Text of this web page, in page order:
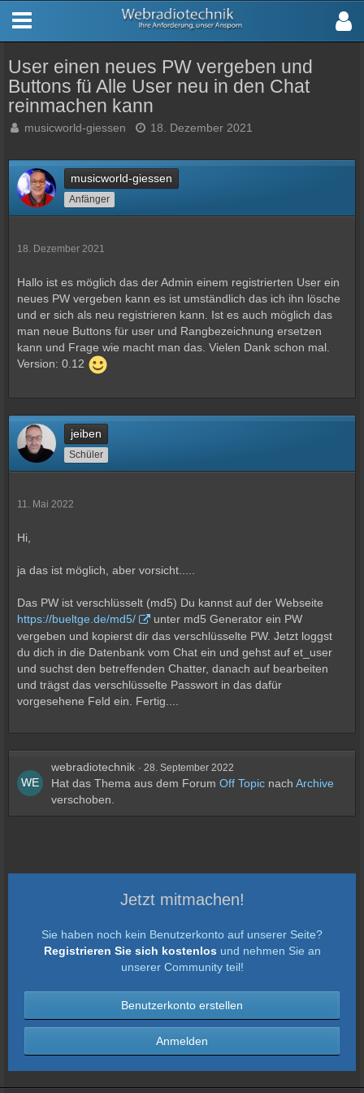
User einen neues PW vergeben und
Buttons fü Alle User neu in den Chat
reinmachen kann
musicworld-giessen 18. Dezember 2021
musicworld-giessen
Anfänger
18. Dezember 2021
Hallo ist es möglich das der Admin einem registrierten User ein
neues PW vergeben kann es ist umständlich das ich ihn lösche
und er sich als neu registrieren kann. Ist es auch möglich das
man neue Buttons für user und Rangbezeichnung ersetzen
kann und Frage wie macht man das. Vielen Dank schon mal.
Version: 0.12
jeiben
Schüler
11. Mai 2022
Hi,
ja das ist möglich, aber vorsicht.....
Das PW ist verschlüsselt (md5) Du kannst auf der Webseite
https://bueltge.de/md5/
unter md5 Generator ein PW
vergeben und kopierst dir das verschlüsselte PW. Jetzt loggst
du dich in die Datenbank vom Chat ein und gehst auf et_user
und suchst den betreffenden Chatter, danach auf bearbeiten
und trägst das verschlüsselte Passwort in das dafür
vorgesehene Feld ein. Fertig....
webradiotechnik 28. September 2022
Hat das Thema aus dem Forum Off Topic nach Archive
verschoben.
Jetzt mitmachen!
Sie haben noch kein Benutzerkonto auf unserer Seite?
Registrieren Sie sich kostenlos und nehmen Sie an
unserer Community teil!
Benutzerkonto erstellen
Anmelden